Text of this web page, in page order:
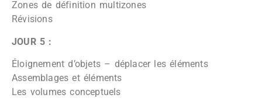
Zones de définition multizones
Révisions
JOUR 5 :
Éloignement d’objets – déplacer les éléments
Assemblages et éléments
Les volumes conceptuels